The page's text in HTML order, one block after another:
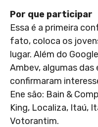
Por que participar
Essa é a primeira
fato, coloca os
lugar. Além do
Ambev, algumas das
confirmaram
Ene são: Bain &
King, Localiza, Itaú,
Votorantim.